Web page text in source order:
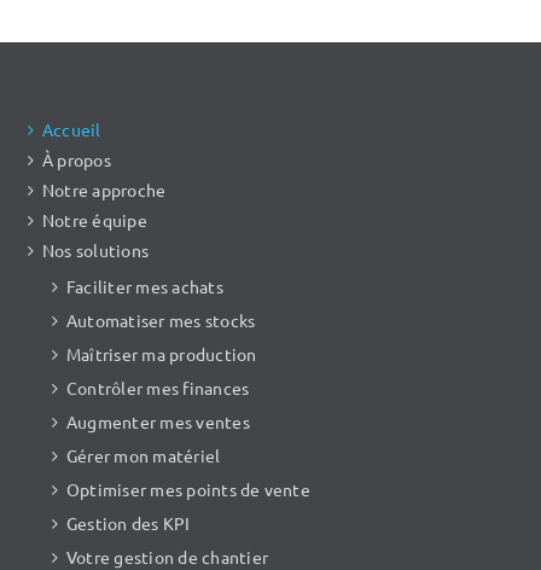
Accueil
À propos
Notre approche
Notre équipe
Nos solutions
Faciliter mes achats
Automatiser mes stocks
Maîtriser ma production
Contrôler mes finances
Augmenter mes ventes
Gérer mon matériel
Optimiser mes points de vente
Gestion des KPI
Votre gestion de chantier